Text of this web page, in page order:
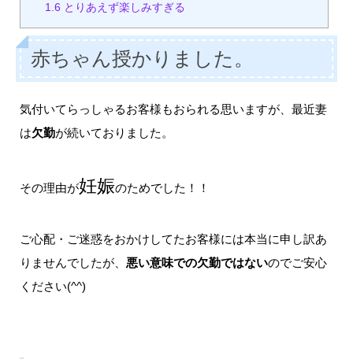
1.6 とりあえず楽しみすぎる
赤ちゃん授かりました。
気付いてらっしゃるお客様もおられる思いますが、最近妻
は欠勤が続いておりました。
その理由が妊娠のためでした！！
ご心配・ご迷惑をおかけしてたお客様には本当に申し訳あ
りませんでしたが、 悪い意味での欠勤ではないのでご安心
ください(^^)